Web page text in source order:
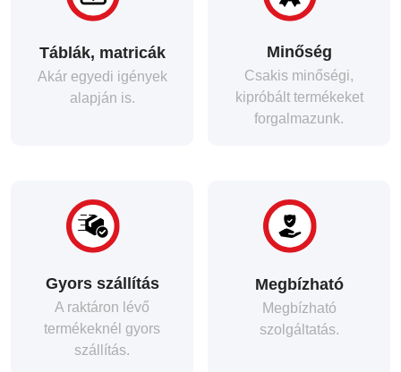
Táblák, matricák
Akár egyedi igények
alapján is.
Minőség
Csakis minőségi,
kipróbált termékeket
forgalmazunk.
Gyors szállítás
A raktáron lévő
termékeknél gyors
szállítás.
Megbízható
Megbízható
szolgáltatás.